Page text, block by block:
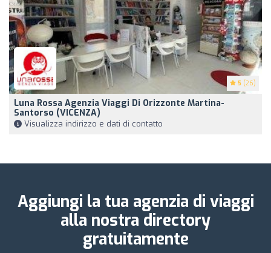
5 (26)
Luna Rossa Agenzia Viaggi Di Orizzonte Martina-
Santorso (VICENZA)
Visualizza indirizzo e dati di contatto
Aggiungi la tua agenzia di viaggi
alla nostra directory
gratuitamente